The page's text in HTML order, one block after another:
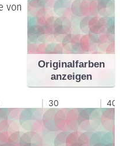
von
Originalfarben
anzeigen